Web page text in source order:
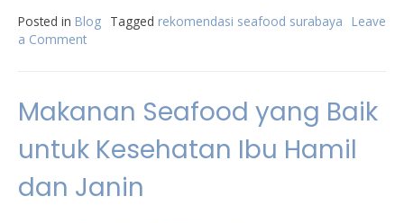
Posted in Blog Tagged rekomendasi seafood surabaya
Leave
a Comment
Surabaya
Rekomendasi
Makanan Seafood yang Baik
untuk Kesehatan Ibu Hamil
dan Janin